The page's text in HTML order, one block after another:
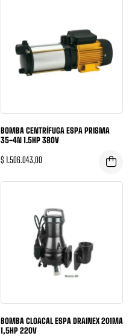
BOMBA CENTRÍFUGA ESPA PRISMA
35-4N 1.5HP 380V
$ 1.506.043,00
BOMBA CLOACAL ESPA DRAINEX 201MA
1,5HP 220V